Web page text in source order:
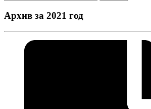
Архив за 2021 год